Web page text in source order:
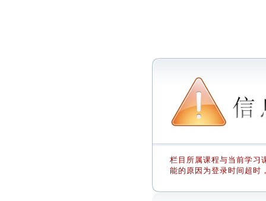
栏目所属课程与当前学习
能的原因为登录时间超时